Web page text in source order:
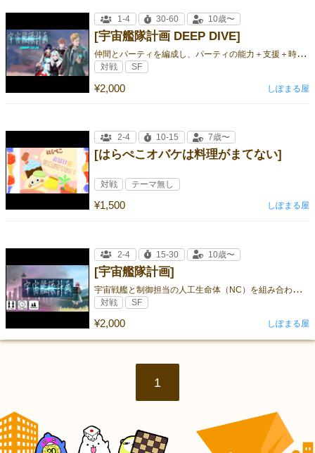
[宇宙艦隊計画 DEEP DIVE]
仲
間とパーティを編成し、パーティの能力＋支援＋時には犠牲 でシナリオの勝利ポイントを競うSF RPG風 対戦ゲーム
¥2,000
1-4 30-60 10歳〜
対戦 SF
しぽまる屋
[はらぺこオバケは料理がまてない]
¥1,500
2-4 10-15 7歳〜
対戦 テーマ無し
しぽまる屋
[宇宙艦隊計画]
宇
宙戦艦と制御担当の人工生命体（NC）を組み合わせて探索や勢力拡大を競うゲーム
¥2,000
2-4 15-30 10歳〜
対戦 SF
しぽまる屋
1